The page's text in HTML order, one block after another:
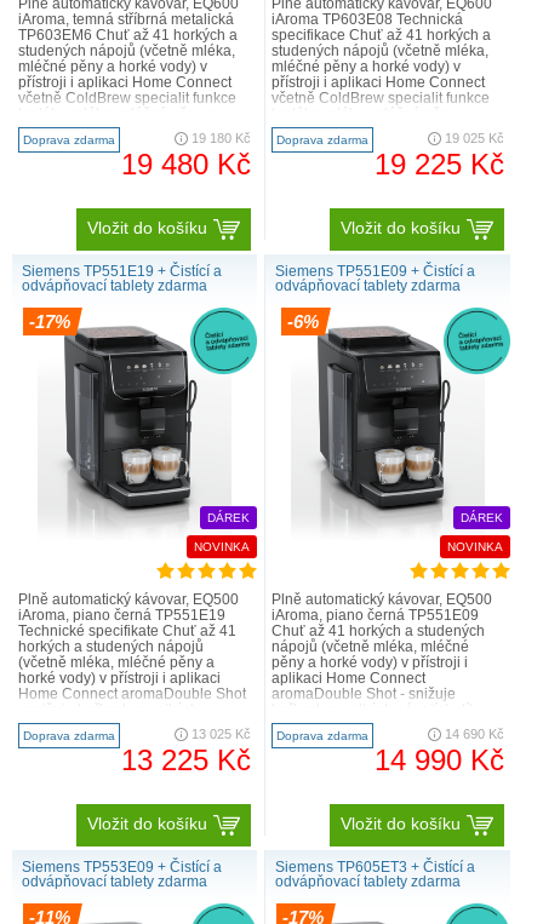
iAroma, temná stříbrná metalická
TP603EM6 Chuť až 41 horkých a
studených nápojů (včetně mléka,
mléčné pěny a horké vody) v
přístroji i aplikaci Home Connect
včetně ColdBrew specialit funkce
horké vody aromaSel..
Doprava zdarma 19 180 Kč
19 480 Kč
Vložit do košíku
iAroma TP603E08 Technická
specifikace Chuť až 41 horkých a
studených nápojů (včetně mléka,
mléčné pěny a horké vody) v
přístroji i aplikaci Home Connect
včetně ColdBrew specialit funkce
horké vody aromaSele..
Doprava zdarma 19 025 Kč
19 225 Kč
Vložit do košíku
Siemens TP551E19 + Čistící a
odvápňovací tablety zdarma
-17%
DÁREK
NOVINKA
Plně automatický kávovar, EQ500
iAroma, piano černá TP551E19
Technické specifikate Chuť až 41
horkých a studených nápojů
(včetně mléka, mléčné pěny a
horké vody) v přístroji i aplikaci
Home Connect aromaDouble Shot
- snižuje hořkost ve velkých
nápojích díky dvěma proc..
Doprava zdarma 13 025 Kč
13 225 Kč
Vložit do košíku
Siemens TP551E09 + Čistící a
odvápňovací tablety zdarma
-6%
DÁREK
NOVINKA
Plně automatický kávovar, EQ500
iAroma, piano černá TP551E09
Chuť až 41 horkých a studených
nápojů (včetně mléka, mléčné
pěny a horké vody) v přístroji i
aplikaci Home Connect
aromaDouble Shot - snižuje
hořkost ve velkých nápojích díky
dvěma procesům spařování
Komfort ..
Doprava zdarma 14 690 Kč
14 990 Kč
Vložit do košíku
Siemens TP553E09 + Čistící a
odvápňovací tablety zdarma
-11%
Siemens TP605ET3 + Čistící a
odvápňovací tablety zdarma
-17%